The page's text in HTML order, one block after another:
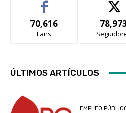
70,616
Fans
ÚLTIMOS ARTÍCULOS
EMPLEO